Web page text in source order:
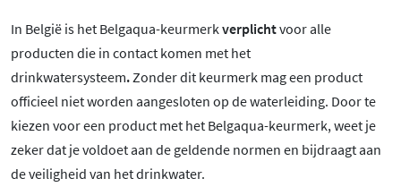
In België is het Belgaqua-keurmerkverplichtvoor alle
producten die in contact komen met het
drinkwatersysteem. Zonder dit keurmerk mag een product
officieel niet worden aangesloten op de waterleiding. Door te
kiezen voor een product met het Belgaqua-keurmerk, weet je
zeker dat je voldoet aan de geldende normen en bijdraagt aan
de veiligheid van het drinkwater.